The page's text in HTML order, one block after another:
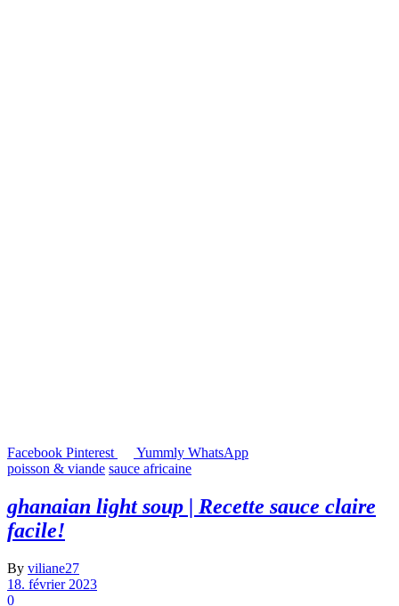
Facebook Pinterest Yummly WhatsApp
poisson & viande sauce africaine
ghanaian light soup | Recette sauce claire
facile!
By viliane27
18. février 2023
0